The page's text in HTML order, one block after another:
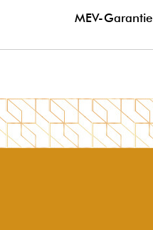
MEV-Garantie